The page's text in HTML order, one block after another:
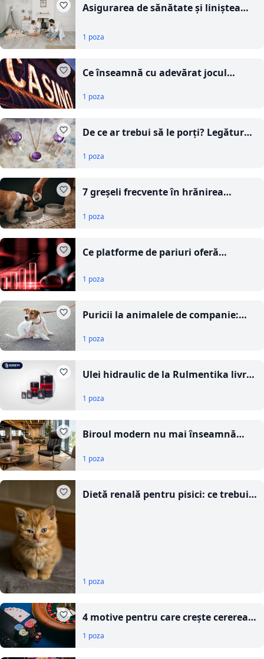
Asigurarea de sănătate și liniștea
moment medical greu
1 poza
Ce înseamnă cu adevărat jocul
poți verifica singur comportamentul
1 poza
De ce ar trebui să le porți? Legătura
semiprețioase, chakra și echilibrul
1 poza
7 greșeli frecvente în hrănirea
1 poza
Ce platforme de pariuri oferă
1 poza
Puricii la animalele de companie:
1 poza
Ulei hidraulic de la Rulmentika livrat
nevoie de ritm constant
1 poza
Biroul modern nu mai înseamnă
schimbă în spațiile de lucru din
1 poza
Dietă renală pentru pisici: ce trebuie
1 poza
4 motive pentru care crește cererea
de cazinouri internaționale în
1 poza